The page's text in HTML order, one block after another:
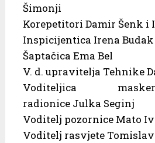
Šimonji
Korepetitori Damir Šenk i
Inspicijentica Irena Budak
Šaptačica Ema Bel
V. d. upravitelja Tehnike
Voditeljica
radionice Julka Seginj
Voditelj pozornice Mato
Voditelj rasvjete Tomislav